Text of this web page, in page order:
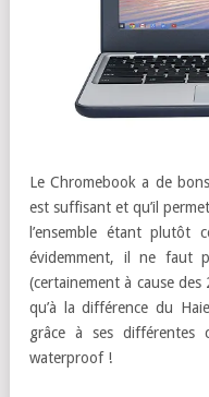
Le Chromebook a de
est suffisant et qu’il
l’ensemble étant plutôt
évidemment, il ne faut
(certainement à cause
qu’à la différence du
grâce à ses différentes
waterproof !